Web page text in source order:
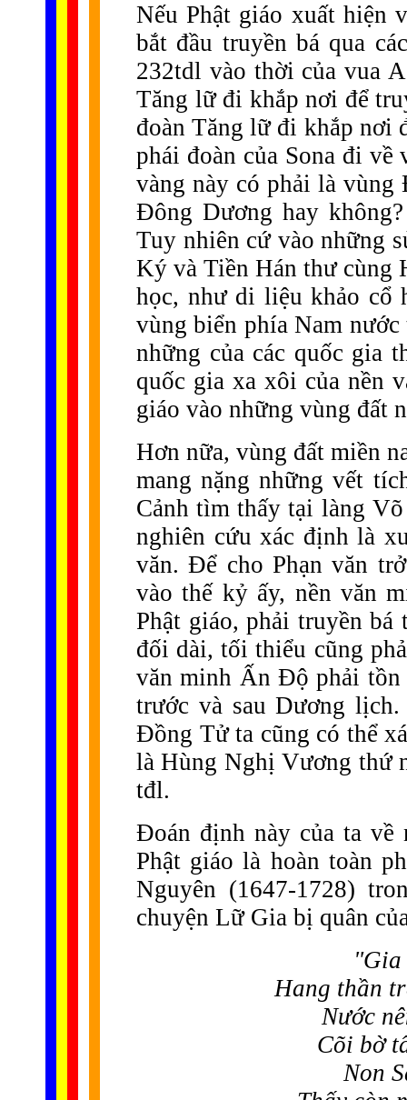
Nếu Phật giáo xuất hiện
bắt đầu truyền bá qua
232tdl vào thời của vua
Tăng lữ đi khắp nơi để
đoàn Tăng lữ đi khắp nơi
phái đoàn của Sona đi
vàng này có phải là
Đông Dương hay
Tuy nhiên cứ vào những
Ký và Tiền Hán thư cùng
học, như di liệu khảo cổ
vùng biển phía Nam
những của các quốc gia
quốc gia xa xôi của nền
giáo vào những vùng đất
Hơn nữa, vùng đất miền
mang nặng những vết
Cảnh tìm thấy tại làng
nghiên cứu xác định là
văn. Để cho Phạn văn
vào thế kỷ ấy, nền văn
Phật giáo, phải truyền
đối dài, tối thiểu cũng
văn minh Ấn Độ phải tồn
trước và sau Dương
Đồng Tử ta cũng có thể
là Hùng Nghị Vương thứ
tđl.
Đoán định này của ta
Phật giáo là hoàn toàn
Nguyên (1647-1728)
chuyện Lữ Gia bị quân
"Gia
Hang thần
Nước
Cõi bờ
Non